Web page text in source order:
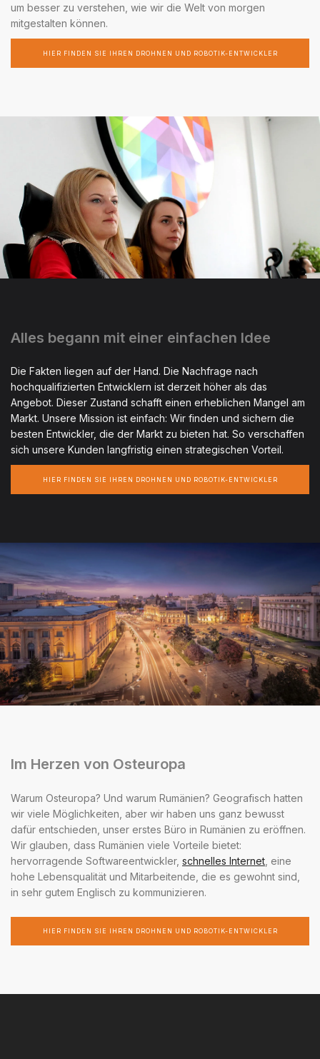
um besser zu verstehen, wie wir die Welt von morgen
mitgestalten können.
HIER FINDEN SIE IHREN DROHNEN UND ROBOTIK-ENTWICKLER
Alles begann mit einer einfachen Idee
Die Fakten liegen auf der Hand. Die Nachfrage nach
hochqualifizierten Entwicklern ist derzeit höher als das
Angebot. Dieser Zustand schafft einen erheblichen Mangel am
Markt. Unsere Mission ist einfach: Wir finden und sichern die
besten Entwickler, die der Markt zu bieten hat. So verschaffen
sich unsere Kunden langfristig einen strategischen Vorteil.
HIER FINDEN SIE IHREN DROHNEN UND ROBOTIK-ENTWICKLER
Im Herzen von Osteuropa
Warum Osteuropa? Und warum Rumänien? Geografisch hatten
wir viele Möglichkeiten, aber wir haben uns ganz bewusst
dafür entschieden, unser erstes Büro in Rumänien zu eröffnen.
Wir glauben, dass Rumänien viele Vorteile bietet:
hervorragende Softwareentwickler, schnelles Internet , eine
hohe Lebensqualität und Mitarbeitende, die es gewohnt sind,
in sehr gutem Englisch zu kommunizieren.
HIER FINDEN SIE IHREN DROHNEN UND ROBOTIK-ENTWICKLER